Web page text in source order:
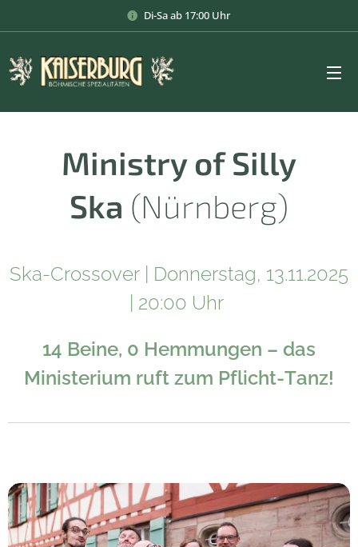
Di-Sa ab 17:00 Uhr
Ministry of Silly
Ska (Nürnberg)
Ska-Crossover | Donnerstag, 13.11.2025
| 20:00 Uhr
14 Beine, 0 Hemmungen – das
Ministerium ruft zum Pflicht-Tanz!